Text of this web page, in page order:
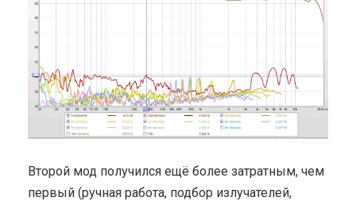
Второй мод получился ещё более затратным, чем
первый (ручная работа, подбор излучателей,